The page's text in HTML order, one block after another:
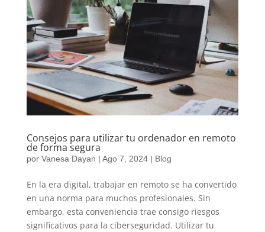
Consejos para utilizar tu ordenador en remoto
de forma segura
por Vanesa Dayan | Ago 7, 2024| Blog
En la era digital, trabajar en remoto se ha convertido
en una norma para muchos profesionales. Sin
embargo, esta conveniencia trae consigo riesgos
significativos para la ciberseguridad. Utilizar tu